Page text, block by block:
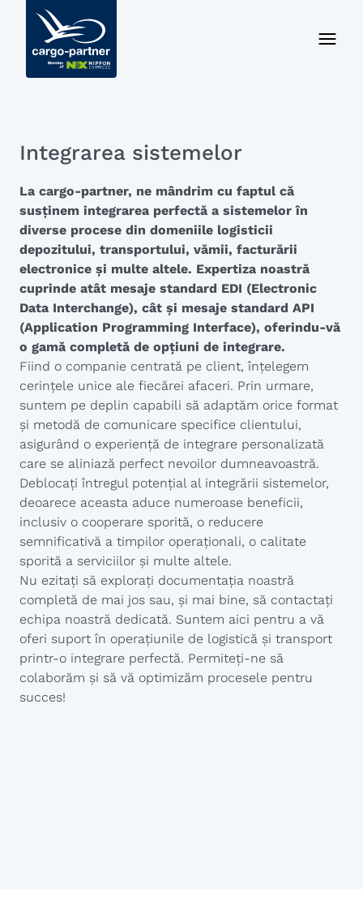
Integrarea sistemelor
La cargo-partner, ne mândrim cu faptul că
susținem integrarea perfectă a sistemelor în
diverse procese din domeniile logisticii
depozitului, transportului, vămii, facturării
electronice și multe altele. Expertiza noastră
cuprinde atât mesaje standard EDI (Electronic
Data Interchange), cât și mesaje standard API
(Application Programming Interface), oferindu-vă
o gamă completă de opțiuni de integrare.
Fiind o companie centrată pe client, înțelegem
cerințele unice ale fiecărei afaceri. Prin urmare,
suntem pe deplin capabili să adaptăm orice format
și metodă de comunicare specifice clientului,
asigurând o experiență de integrare personalizată
care se aliniază perfect nevoilor dumneavoastră.
Deblocați întregul potențial al integrării sistemelor,
deoarece aceasta aduce numeroase beneficii,
inclusiv o cooperare sporită, o reducere
semnificativă a timpilor operaționali, o calitate
sporită a serviciilor și multe altele.
Nu ezitați să explorați documentația noastră
completă de mai jos sau, și mai bine, să contactați
echipa noastră dedicată. Suntem aici pentru a vă
oferi suport în operațiunile de logistică și transport
printr-o integrare perfectă. Permiteți-ne să
colaborăm și să vă optimizăm procesele pentru
succes!